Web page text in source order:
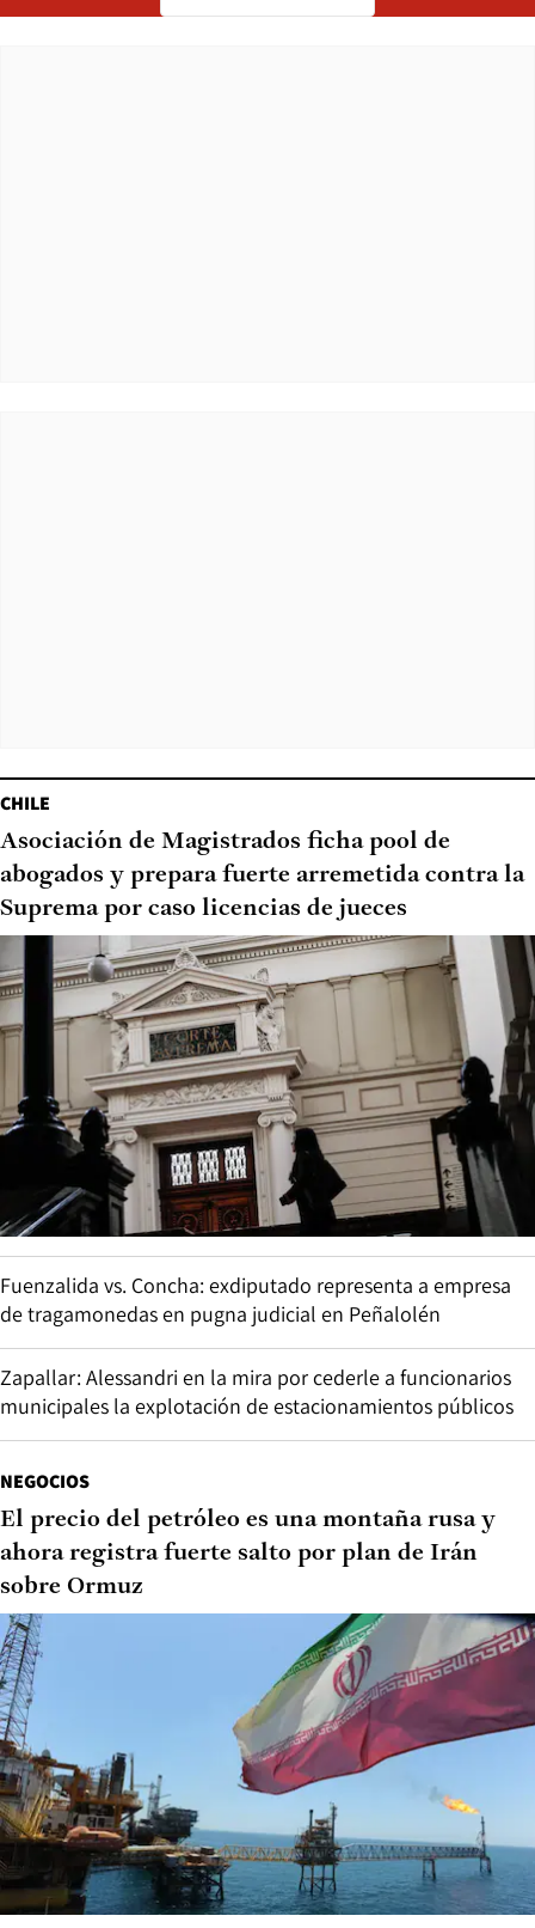
CHILE
Asociación de Magistrados ficha pool de
abogados y prepara fuerte arremetida contra la
Suprema por caso licencias de jueces
Fuenzalida vs. Concha: exdiputado representa a empresa
de tragamonedas en pugna judicial en Peñalolén
Zapallar: Alessandri en la mira por cederle a funcionarios
municipales la explotación de estacionamientos públicos
NEGOCIOS
El precio del petróleo es una montaña rusa y
ahora registra fuerte salto por plan de Irán
sobre Ormuz